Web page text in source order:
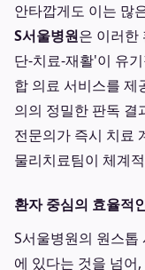
안타깝게도 이는 많
S서울병원은 이러한
단-치료-재활'이 유
합 의료 서비스를 제
의의 정밀한 판독 결
전문의가 즉시 치료
물리치료팀이 체계
환자 중심의 효율적
S서울병원의 원스
에 있다는 것을 넘어